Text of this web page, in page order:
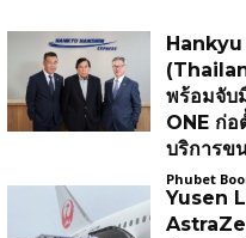
พร้อมจับ
ONE ก่
บริการข
Phubet
Yusen